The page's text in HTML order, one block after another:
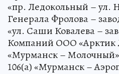
«пр. Ледокольный – ул.
Генерала Фролова –
«ул. Саши Ковалева –
Компаний ООО «Арктик
«Мурманск –
106(а) «Мурманск –